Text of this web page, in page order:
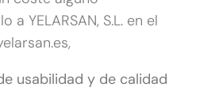
a YELARSAN, S.L. en el
usabilidad y de calidad